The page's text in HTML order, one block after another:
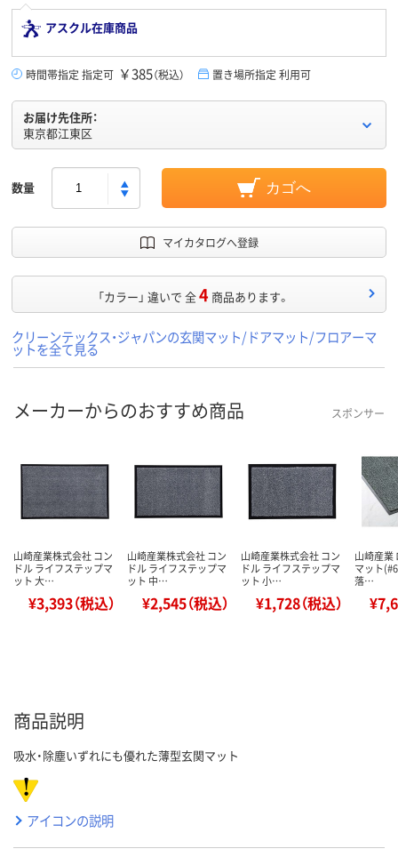
アスクル在庫商品
時間帯指定 指定可 ￥385（税込） 置き場所指定 利用可
お届け先住所：
東京都江東区
数量 カゴへ
マイカタログへ登録
「カラー」 違いで 全4 商品あります。
クリーンテックス・ジャパンの玄関マット/ドアマット/フロアーマ
ットを全て見る
メーカーからのおすすめ商品 スポンサー
山崎産業株式会社 コン
ドル ライフステップマ
ット 大…
¥3,393（税込）
山崎産業株式会社 コン
ドル ライフステップマ
ット 中…
¥2,545（税込）
山崎産業株式会社 コン
ドル ライフステップマ
ット 小…
¥1,728（税込）
山崎産業
マット
落…
商品説明
吸水・除塵いずれにも優れた薄型玄関マット
アイコンの説明